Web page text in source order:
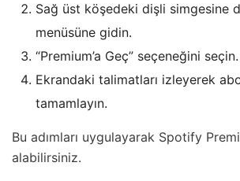
Sağ üst köşedeki dişli simgesine
menüsüne gidin.
“Premium’a Geç” seçeneğini seçin.
Ekrandaki talimatları izleyerek
tamamlayın.
Bu adımları uygulayarak Spotify
alabilirsiniz.